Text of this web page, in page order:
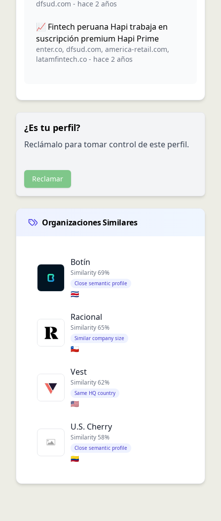
dfsud.com - hace 2 años
📈 Fintech peruana Hapi trabaja en
suscripción premium Hapi Prime
enter.co, dfsud.com, america-retail.com,
latamfintech.co - hace 2 años
¿Es tu perfil?
Reclámalo para tomar control de este perfil.
Reclamar
Organizaciones Similares
Botín
Similarity69%
Close semantic profile
🇨🇷
Racional
Similarity65%
Similar company size
🇨🇱
Vest
Similarity62%
Same HQ country
🇺🇸
U.S. Cherry
Similarity 58%
Close semantic profile
🇨🇴